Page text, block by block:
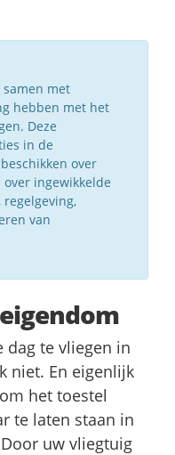
met
hebben met het
Deze
in de
over
ingewikkelde
van
dag te vliegen in
niet. En eigenlijk
het toestel
te laten staan in
uw vliegtuig